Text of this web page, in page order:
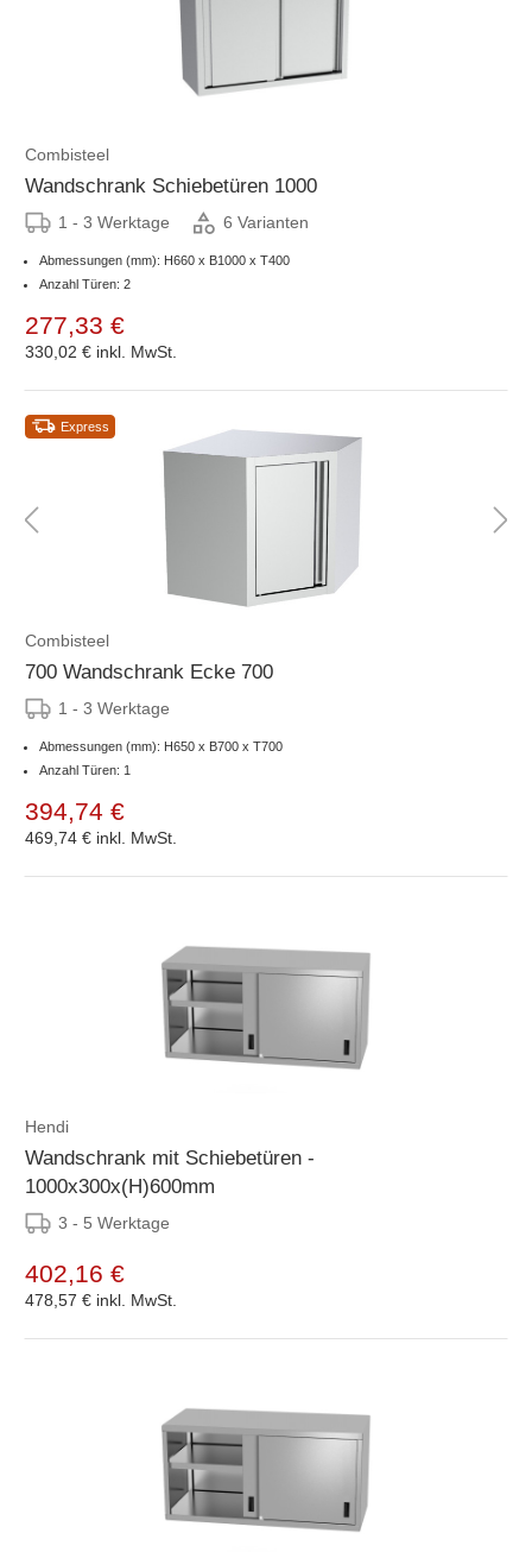
Combisteel
Wandschrank Schiebetüren 1000
1 - 3 Werktage 6 Varianten
Abmessungen (mm): H660 x B1000 x T400
Anzahl Türen: 2
277,33 €
330,02 € inkl. MwSt.
Express
Combisteel
700 Wandschrank Ecke 700
1 - 3 Werktage
Abmessungen (mm): H650 x B700 x T700
Anzahl Türen: 1
394,74 €
469,74 € inkl. MwSt.
Hendi
Wandschrank mit Schiebetüren -
1000x300x(H)600mm
3 - 5 Werktage
402,16 €
478,57 € inkl. MwSt.